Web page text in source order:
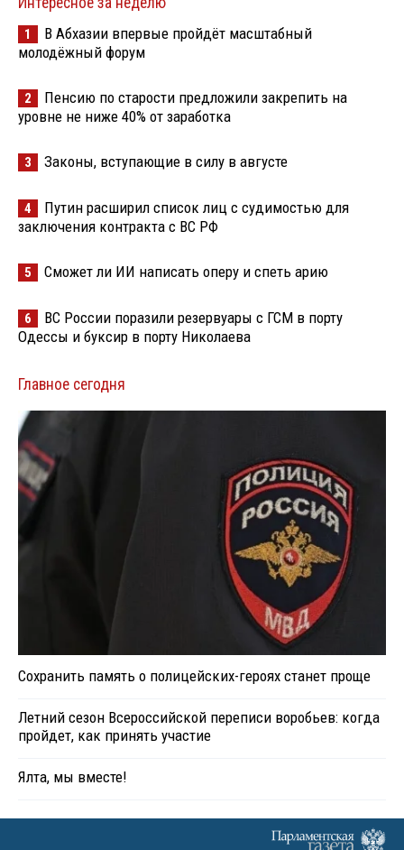
1
В Абхазии впервые пройдёт масштабный
молодёжный форум
2
Пенсию по старости предложили закрепить на
уровне не ниже 40% от заработка
3 Законы, вступающие в силу в августе
4
Путин расширил список лиц с судимостью для
заключения контракта с ВС РФ
5 Сможет ли ИИ написать оперу и спеть арию
6
ВС России поразили резервуары с ГСМ в порту
Одессы и буксир в порту Николаева
Главное сегодня
Сохранить память о полицейских-героях станет проще
Летний сезон Всероссийской переписи воробьев: когда
пройдет, как принять участие
Ялта, мы вместе!